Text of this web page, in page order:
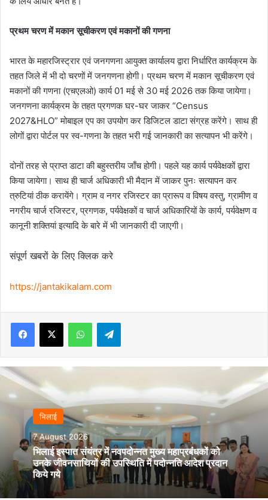
प्रथम चरण में मकान सूचीकरण एवं मकानों की गणना
भारत के महारजिस्ट्रार एवं जनगणना आयुक्त कार्यालय द्वारा निर्धारित कार्यक्रम के
तहत जिले में भी दो चरणों में जनगणना होगी। प्रथम चरण में मकान सूचीकरण एवं
मकानों की गणना (एचएलओ) कार्य 01 मई से 30 मई 2026 तक किया जायेगा।
जनगणना कार्यक्रम के तहत प्रगणक घर-घर जाकर “Census
2027&HLO” मोबाइल एप का उपयोग कर डिजिटल डाटा संग्रह करेंगे। साथ ही
लोगों द्वारा पोर्टल पर स्व-गणना के तहत भरी गई जानकारी का सत्यापन भी करेंगे।
दोनों तरह से प्राप्त डाटा की बहुस्तरीय जाँच होगी। पहले यह कार्य पर्यवेक्षकों द्वारा
किया जायेगा। साथ ही चार्ज अधिकारी भी मैदान में जाकर पुनः सत्यापन कर
त्रुटियां ठीक करायेंगे। ग्राम व नगर रजिस्टर का प्रारूप व विषय वस्तु, ग्रामीण व
नगरीय चार्ज रजिस्टर, प्रगणक, पर्यवेक्षकों व चार्ज अधिकारियों के कार्य, पर्यवेक्षण व
कानूनी शक्तियां इत्यादि के बारे में भी जानकारी दी जाएगी।
संपूर्ण खबरों के लिए क्लिक करे
https://jantakikalam.com
Facebook
X WhatsAppTelegram
भिलाई
7 August 2026
भिलाई इस्पात संयंत्र में नवपदोन्नत मुख्य महाप्रबंधकों को
उनके जीवनसाथियों की उपस्थिति में पदोन्नति आदेश प्रदान
किये गये